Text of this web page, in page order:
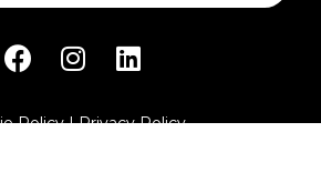
Policy|Privacy Policy